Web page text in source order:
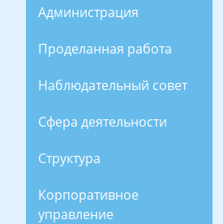
Администрация
Проделанная работа
Наблюдательный совет
Сфера деятельности
Структура
Корпоративное
управление